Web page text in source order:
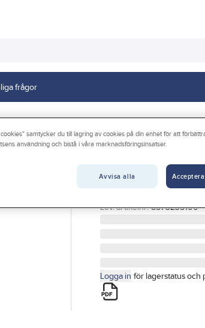
frågor
ISOLERHÅLLARE H3 235
Lev. artikelnr: 8573235100
Logga in för lagerstatus och
samtycker du till lagring av cookies på din enhet för att
användning och bistå i våra marknadsföringsinsatser.
Avvisa alla